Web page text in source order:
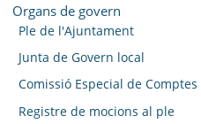
Organs de govern
Ple de l'Ajuntament
Junta de Govern local
Comissió Especial de Comptes
Registre de mocions al ple